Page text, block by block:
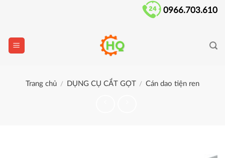
0966.703.610
Trang chủ / DỤNG CỤ CẮT GỌT / Cán dao tiện ren